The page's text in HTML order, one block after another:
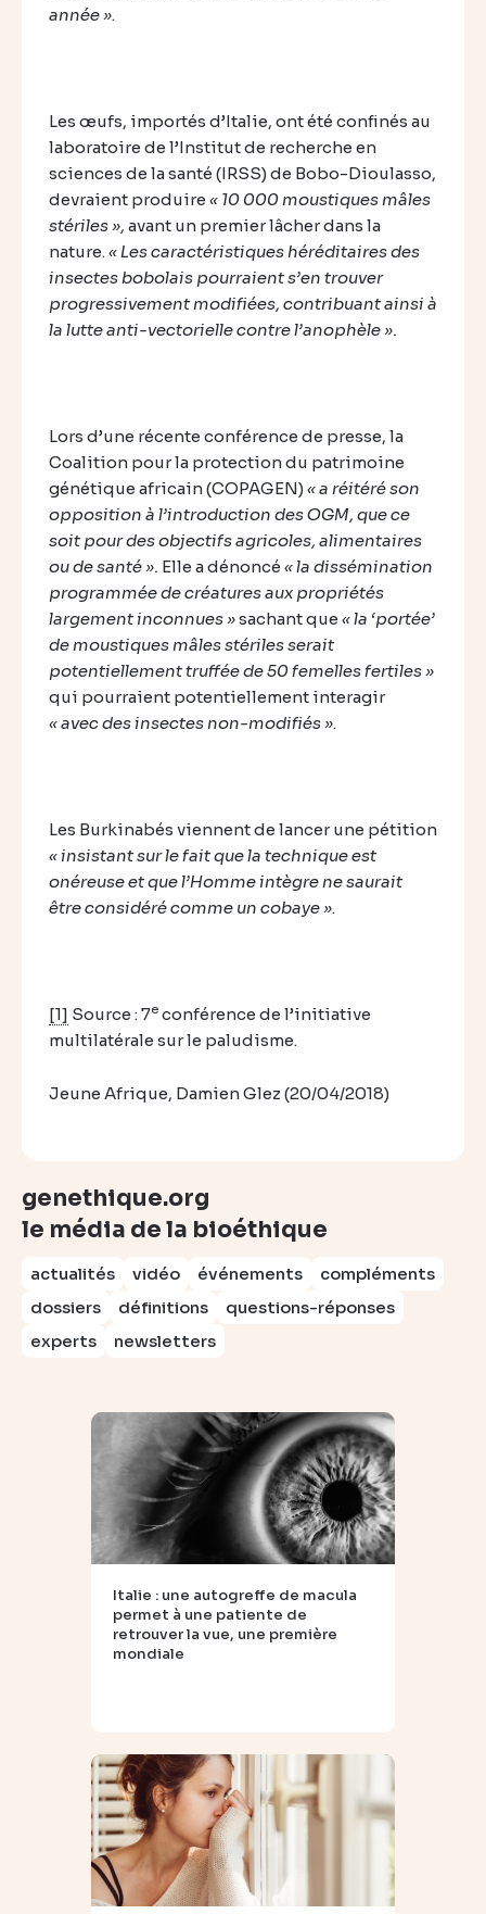
année ».
Les œufs, importés d’Italie, ont été confinés au
laboratoire de l’Institut de recherche en
sciences de la santé (IRSS) de Bobo-Dioulasso,
devraient produire « 10 000 moustiques mâles
stériles », avant un premier lâcher dans la
nature.« Les caractéristiques héréditaires des
insectes bobolais pourraient s’en trouver
progressivement modifiées, contribuant ainsi à
la lutte anti-vectorielle contre l’anophèle ».
Lors d’une récente conférence de presse, la
Coalition pour la protection du patrimoine
génétique africain (COPAGEN) « a réitéré son
opposition à l’introduction des OGM, que ce
soit pour des objectifs agricoles, alimentaires
ou de santé ». Elle a dénoncé « la dissémination
programmée de créatures aux propriétés
largement inconnues »sachant que « la ‘portée’
de moustiques mâles stériles serait
potentiellement truffée de 50 femelles fertiles »
qui pourraient potentiellement interagir
« avec des insectes non-modifiés ».
Les Burkinabés viennent de lancer une pétition
« insistant sur le fait que la technique est
onéreuse et que l’Homme intègre ne saurait
être considéré comme un cobaye ».
[1] Source : 7e conférence de l’initiative
multilatérale sur le paludisme.
Jeune Afrique, Damien Glez (20/04/2018)
genethique.org
le média de la bioéthique
actualités vidéo événements
compléments
dossiers
définitions
questions-réponses
experts
newsletters
Italie : une autogreffe de macula
permet à une patiente de
retrouver la vue, une première
mondiale